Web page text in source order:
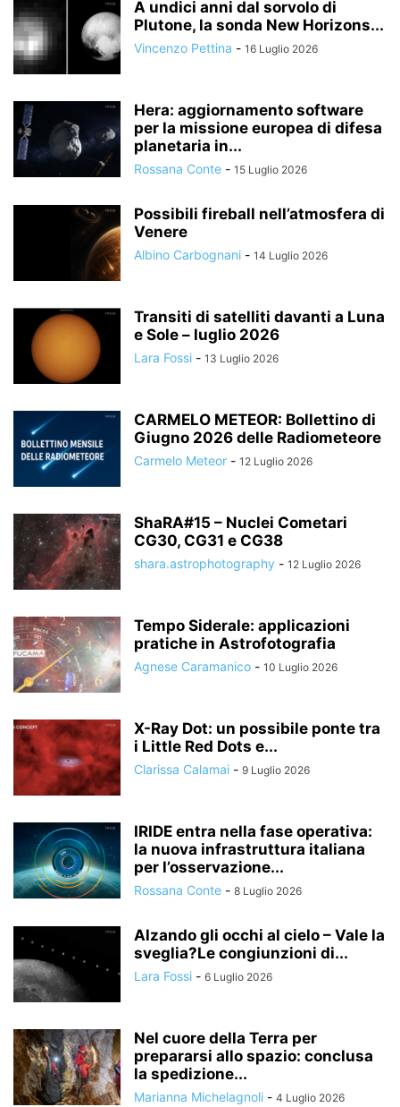
A undici anni dal sorvolo di
Plutone, la sonda New Horizons...
Vincenzo Pettina - 16 Luglio 2026
Hera: aggiornamento software
per la missione europea di difesa
planetaria in...
Rossana Conte - 15 Luglio 2026
Possibili fireball nell’atmosfera di
Venere
Albino Carbognani - 14 Luglio 2026
Transiti di satelliti davanti a Luna
e Sole – luglio 2026
Lara Fossi - 13 Luglio 2026
CARMELO METEOR: Bollettino di
Giugno 2026 delle Radiometeore
Carmelo Meteor - 12 Luglio 2026
ShaRA#15 – Nuclei Cometari
CG30, CG31 e CG38
shara.astrophotography - 12 Luglio 2026
Tempo Siderale: applicazioni
pratiche in Astrofotografia
Agnese Caramanico - 10 Luglio 2026
X-Ray Dot: un possibile ponte tra
i Little Red Dots e...
Clarissa Calamai - 9 Luglio 2026
IRIDE entra nella fase operativa:
la nuova infrastruttura italiana
per l’osservazione...
Rossana Conte - 8 Luglio 2026
Alzando gli occhi al cielo – Vale la
sveglia?Le congiunzioni di...
Lara Fossi - 6 Luglio 2026
Nel cuore della Terra per
prepararsi allo spazio: conclusa
la spedizione...
Marianna Michelagnoli - 4 Luglio 2026